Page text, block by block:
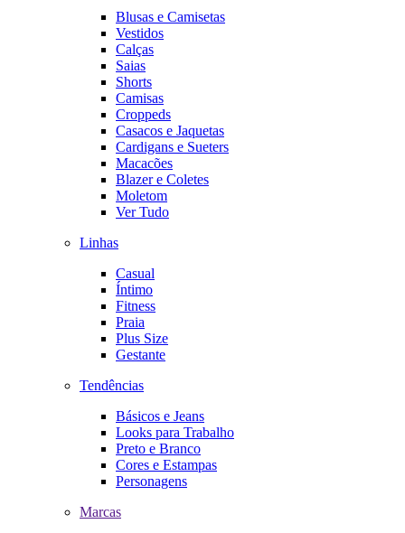
Blusas e Camisetas
Vestidos
Calças
Saias
Shorts
Camisas
Croppeds
Casacos e Jaquetas
Cardigans e Sueters
Macacões
Blazer e Coletes
Moletom
Ver Tudo
Linhas
Casual
Íntimo
Fitness
Praia
Plus Size
Gestante
Tendências
Básicos e Jeans
Looks para Trabalho
Preto e Branco
Cores e Estampas
Personagens
Marcas